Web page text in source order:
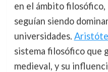
en el ámbito
seguían siendo
universidades.
sistema filosófico que
medieval, y su